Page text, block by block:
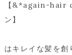
【&*again-hair
ン】
はキレイな髪を創